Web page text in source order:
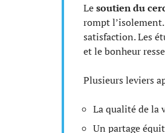
Lesoutien du
rompt
satisfaction. Les
et le bonheur
Plusieurs leviers
La qualité de la
Un partage